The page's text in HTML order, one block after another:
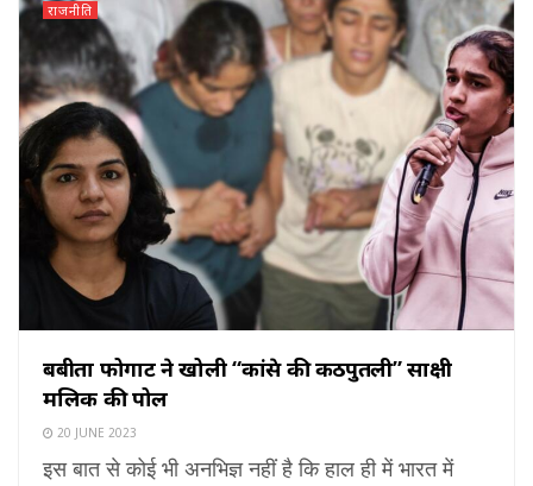
राजनीति
बबीता फोगाट ने खोली “कांग्रेस की कठपुतली” साक्षी
मलिक की पोल
20 JUNE 2023
इस बात से कोई भी अनभिज्ञ नहीं है कि हाल ही में भारत में